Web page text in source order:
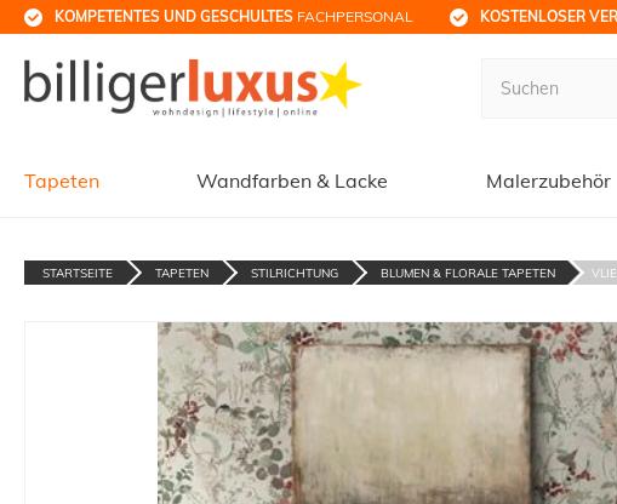
KOMPETENTES UND GESCHULTES FACHPERSONAL KOSTENLOSER
Tapeten Wandfarben & Lacke Malerzubehör
STARTSEITE TAPETEN STILRICHTUNG BLUMEN & FLORALE TAPETEN